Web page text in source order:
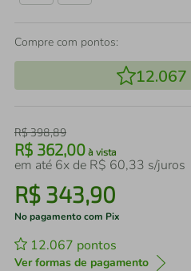
Compre com pontos:
12.067
R$398,89
R$ 362,00 à vista
em até 6x de R$ 60,33 s/juros
R$ 343,90
No pagamento com Pix
12.067 pontos
Ver formas de pagamento